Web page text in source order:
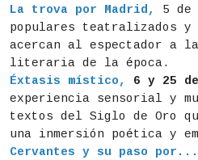
La trova por Madrid,
5 de
populares teatralizados y
acercan al espectador a
literaria de la época.
Éxtasis místico,
6 y 25
experiencia sensorial y
textos del Siglo de Oro
una inmersión poética y
Cervantes y su paso